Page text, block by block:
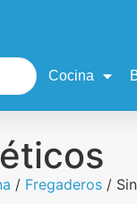
Cocina
/ Fregaderos/